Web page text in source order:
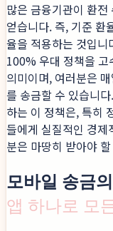
많은 금융기관이 환
얻습니다. 즉, 기준 환
율을 적용하는 것입니
100% 우대 정책을
의미이며, 여러분은
를 송금할 수 있습니
하는 이 정책은, 특히
들에게 실질적인 경
분은 마땅히 받아야
모바일 송금
앱 하나로 모